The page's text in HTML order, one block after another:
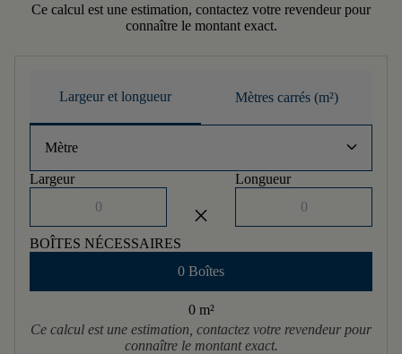
Ce calcul est une estimation, contactez votre revendeur pour
connaître le montant exact.
Largeur et longueur Mètres carrés (m²)
Mètre keyboard_arrow_down
Largeur
close
Longueur
BOÎTES NÉCESSAIRES
0 Boîtes
0 m²
Ce calcul est une estimation, contactez votre revendeur pour
connaître le montant exact.